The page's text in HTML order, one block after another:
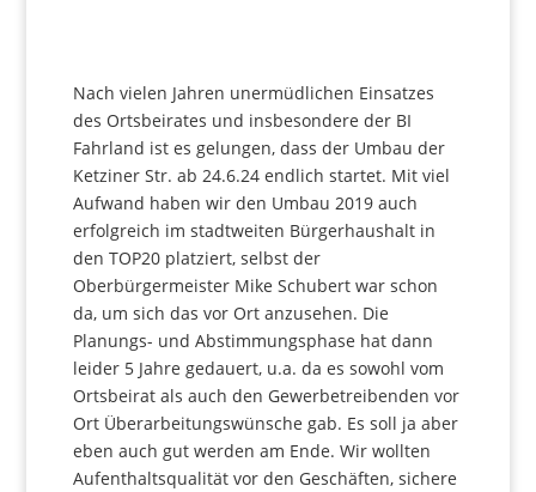
Nach vielen Jahren unermüdlichen Einsatzes
des Ortsbeirates und insbesondere der BI
Fahrland ist es gelungen, dass der Umbau der
Ketziner Str. ab 24.6.24 endlich startet. Mit viel
Aufwand haben wir den Umbau 2019 auch
erfolgreich im stadtweiten Bürgerhaushalt in
den TOP20 platziert, selbst der
Oberbürgermeister Mike Schubert war schon
da, um sich das vor Ort anzusehen. Die
Planungs- und Abstimmungsphase hat dann
leider 5 Jahre gedauert, u.a. da es sowohl vom
Ortsbeirat als auch den Gewerbetreibenden vor
Ort Überarbeitungswünsche gab. Es soll ja aber
eben auch gut werden am Ende. Wir wollten
Aufenthaltsqualität vor den Geschäften, sichere